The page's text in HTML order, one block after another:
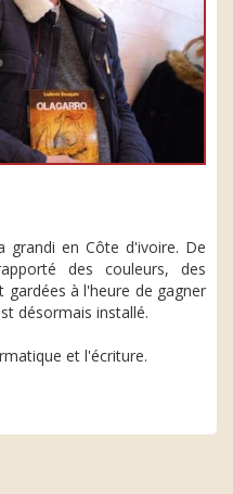
grandi en Côte d'ivoire. De
des couleurs, des
gardées à l'heure de gagner
désormais installé.
et l'écriture.